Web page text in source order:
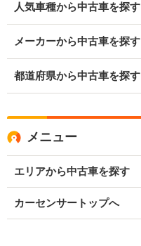
人気車種から中古車を探す
メーカーから中古車を探す
都道府県から中古車を探す
メニュー
エリアから中古車を探す
カーセンサートップへ